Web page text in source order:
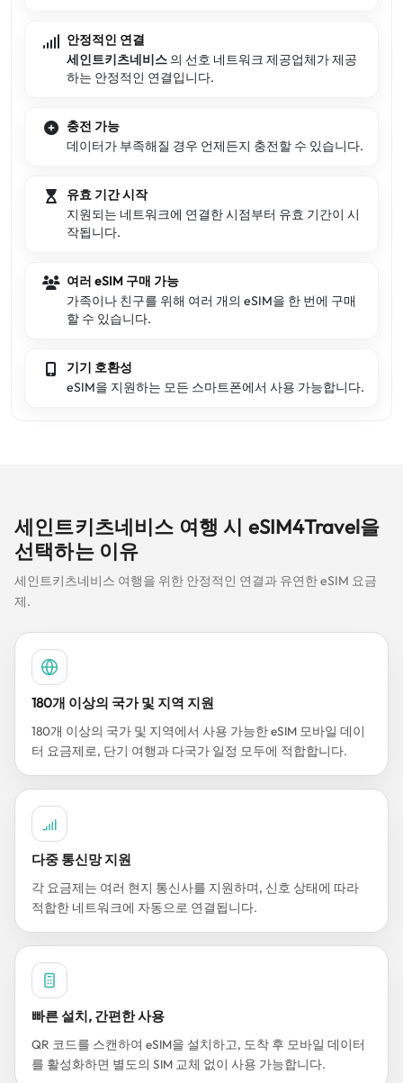
안정적인 연결
세인트키츠네비스 의 선호 네트워크 제공업체가 제공
하는 안정적인 연결입니다.
충전 가능
데이터가 부족해질 경우 언제든지 충전할 수 있습니다.
유효 기간 시작
지원되는 네트워크에 연결한 시점부터 유효 기간이 시
작됩니다.
여러 eSIM 구매 가능
가족이나 친구를 위해 여러 개의 eSIM을 한 번에 구매
할 수 있습니다.
기기 호환성
eSIM을 지원하는 모든 스마트폰에서 사용 가능합니다.
세인트키츠네비스 여행 시 eSIM4Travel을
선택하는 이유
세인트키츠네비스 여행을 위한 안정적인 연결과 유연한 eSIM 요금
제.
180개 이상의 국가 및 지역 지원
180개 이상의 국가 및 지역에서 사용 가능한 eSIM 모바일 데이
터 요금제로, 단기 여행과 다국가 일정 모두에 적합합니다.
다중 통신망 지원
각 요금제는 여러 현지 통신사를 지원하며, 신호 상태에 따라
적합한 네트워크에 자동으로 연결됩니다.
빠른 설치, 간편한 사용
QR 코드를 스캔하여 eSIM을 설치하고, 도착 후 모바일 데이터
를 활성화하면 별도의 SIM 교체 없이 사용 가능합니다.